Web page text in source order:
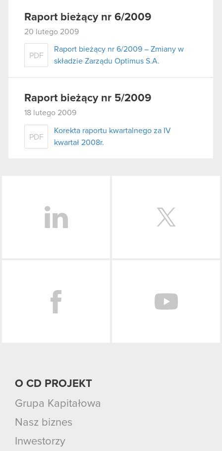
Raport bieżący nr 6/2009
20 lutego 2009
PDF
Raport bieżący nr 6/2009 – Zmiany w
składzie Zarządu Optimus S.A.
Raport bieżący nr 5/2009
18 lutego 2009
PDF
Korekta raportu kwartalnego za IV
kwartał 2008r.
O CD PROJEKT
Grupa Kapitałowa
Nasz biznes
Inwestorzy